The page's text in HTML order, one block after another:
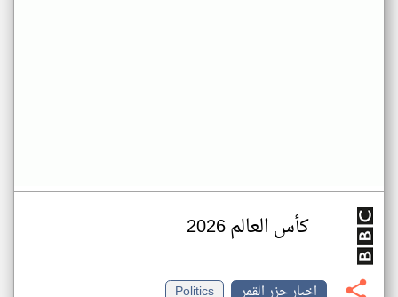
كأس العالم 2026
اخبار جزر القمر
Politics